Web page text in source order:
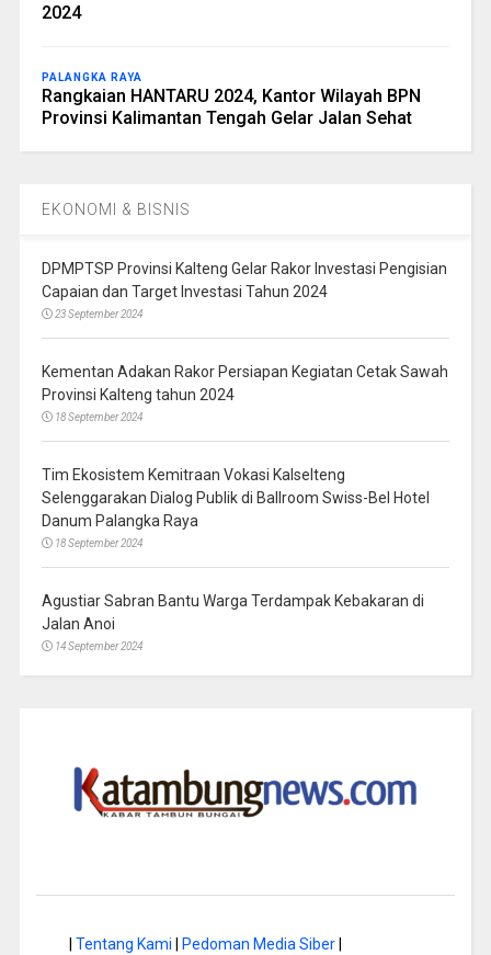
2024
PALANGKA RAYA
Rangkaian HANTARU 2024, Kantor Wilayah BPN
Provinsi Kalimantan Tengah Gelar Jalan Sehat
EKONOMI & BISNIS
DPMPTSP Provinsi Kalteng Gelar Rakor Investasi Pengisian
Capaian dan Target Investasi Tahun 2024
23 September 2024
Kementan Adakan Rakor Persiapan Kegiatan Cetak Sawah
Provinsi Kalteng tahun 2024
18 September 2024
Tim Ekosistem Kemitraan Vokasi Kalselteng
Selenggarakan Dialog Publik di Ballroom Swiss-Bel Hotel
Danum Palangka Raya
18 September 2024
Agustiar Sabran Bantu Warga Terdampak Kebakaran di
Jalan Anoi
14 September 2024
Tentang Kami Pedoman Media Siber|